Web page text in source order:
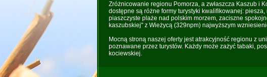
Zróżnicowanie regionu Pomorza, a zwłaszcza Kaszub i
dostępne są różne formy turystyki kwalifikowanej:
piaszczyste plaże nad polskim morzem, zaciszne
kaszubskiej" z Wieżycą (329npm) najwyższym
Mocną stroną naszej oferty jest atrakcyjność regionu z
poznawane przez turystów. Każdy może zażyć tabaki,
kociewskiej.